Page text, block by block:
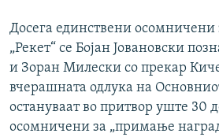
Досега единствени осомничени
„Рекет“ се Бојан Јовановски
и Зоран Милески со прекар
вчерашната одлука на
остануваат во притвор уште 30
осомничени за „примање